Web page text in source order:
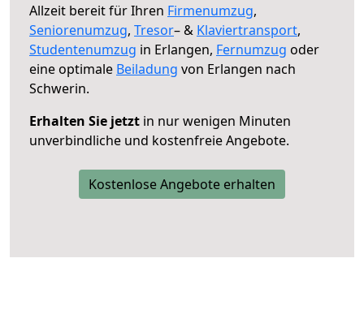
Allzeit bereit für Ihren Firmenumzug,
Seniorenumzug, Tresor– & Klaviertransport,
Studentenumzug in Erlangen, Fernumzug oder
eine optimale Beiladung von Erlangen nach
Schwerin.
Erhalten Sie jetzt in nur wenigen Minuten
unverbindliche und kostenfreie Angebote.
Kostenlose Angebote erhalten